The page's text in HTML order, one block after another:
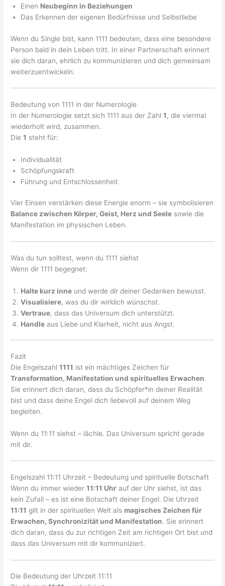
Einen Neubeginn in Beziehungen
Das Erkennen der eigenen Bedürfnisse und Selbstliebe
Wenn du Single bist, kann 1111 bedeuten, dass eine besondere
Person bald in dein Leben tritt. In einer Partnerschaft erinnert
sie dich daran, ehrlich zu kommunizieren und dich gemeinsam
weiterzuentwickeln.
Bedeutung von 1111 in der Numerologie
In der Numerologie setzt sich 1111 aus der Zahl1 , die viermal
wiederholt wird, zusammen.
Die1 steht für:
Individualität
Schöpfungskraft
Führung und Entschlossenheit
Vier Einsen verstärken diese Energie enorm – sie symbolisieren
Balance zwischen Körper, Geist, Herz und Seele sowie die
Manifestation im physischen Leben.
Was du tun solltest, wenn du 1111 siehst
Wenn dir 1111 begegnet:
Halte kurz inne und werde dir deiner Gedanken bewusst.
Visualisiere, was du dir wirklich wünschst.
Vertraue, dass das Universum dich unterstützt.
Handle aus Liebe und Klarheit, nicht aus Angst.
Fazit
Die Engelszahl1111 ist ein mächtiges Zeichen für
Transformation, Manifestation und spirituelles Erwachen.
Sie erinnert dich daran, dass du Schöpfer*in deiner Realität
bist und dass deine Engel dich liebevoll auf deinem Weg
begleiten.
Wenn du 11:11 siehst – lächle. Das Universum spricht gerade
mit dir.
Engelszahl 11:11 Uhrzeit – Bedeutung und spirituelle Botschaft
Wenn du immer wieder11:11 Uhr auf der Uhr siehst, ist das
kein Zufall – es ist eine Botschaft deiner Engel. Die Uhrzeit
11:11 gilt in der spirituellen Welt als magisches Zeichen für
Erwachen, Synchronizität und Manifestation. Sie erinnert
dich daran, dass du zur richtigen Zeit am richtigen Ort bist und
dass das Universum mit dir kommuniziert.
Die Bedeutung der Uhrzeit 11:11